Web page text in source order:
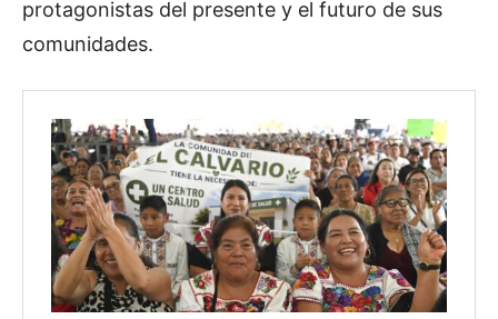
protagonistas del presente y el futuro de sus
comunidades.